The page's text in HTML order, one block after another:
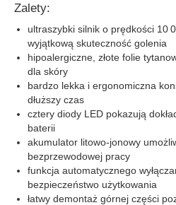
Zalety:
ultraszybki silnik o prędkości 10
wyjątkową skuteczność golenia
hipoalergiczne, złote folie
dla skóry
bardzo lekka i ergonomiczna
dłuższy czas
cztery diody LED pokazują
baterii
akumulator litowo-jonowy
bezprzewodowej pracy
funkcja automatycznego
bezpieczeństwo użytkowania
łatwy demontaż górnej części